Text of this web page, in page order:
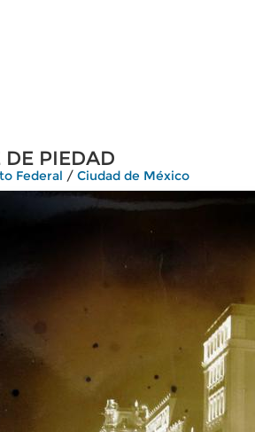
PIEDAD
Federal / Ciudad de México